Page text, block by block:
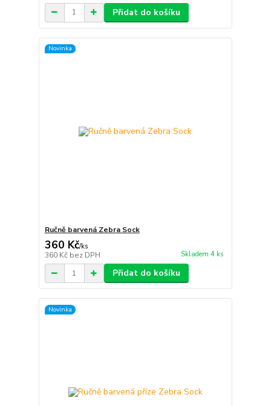
Přidat do košíku
Novinka
Ručně barvená Zebra Sock
360 Kč/ks
360 Kč bez DPH Skladem 4 ks
Přidat do košíku
Novinka